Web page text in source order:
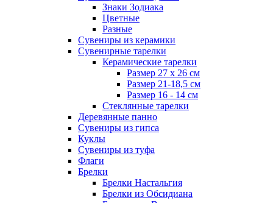
Знаки Зодиака
Цветные
Разные
Сувениры из керамики
Сувенирные тарелки
Керамические тарелки
Размер 27 х 26 см
Размер 21-18,5 см
Размер 16 - 14 см
Стеклянные тарелки
Деревянные панно
Сувениры из гипса
Куклы
Сувениры из туфа
Флаги
Брелки
Брелки Настальгия
Брелки из Обсидиана